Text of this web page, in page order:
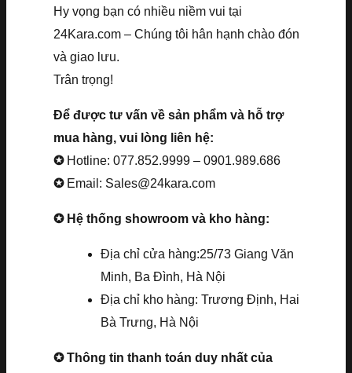
Hy vọng bạn có nhiều niềm vui tại
24Kara.com – Chúng tôi hân hạnh chào đón
và giao lưu.
Trân trọng!
Để được tư vấn về sản phẩm và hỗ trợ
mua hàng, vui lòng liên hệ:
✪ Hotline: 077.852.9999 – 0901.989.686
✪ Email: Sales@24kara.com
✪ Hệ thống showroom và kho hàng:
Địa chỉ cửa hàng:25/73 Giang Văn
Minh, Ba Đình, Hà Nội
Địa chỉ kho hàng: Trương Định, Hai
Bà Trưng, Hà Nội
✪ Thông tin thanh toán duy nhất của